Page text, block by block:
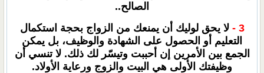
الصالح..
3 -
لا يحق لوليك أن يمنعك من الزواج بحجة استكمال
التعليم أو الحصول على الشهادة والوظيف، بل يمكن
الجمع بين الأمرين إن أحببت وتيسّر لك ذلك. لا تنسي أن
وظيفتك الأولى هي البيت والزوج ورعاية الأولاد.